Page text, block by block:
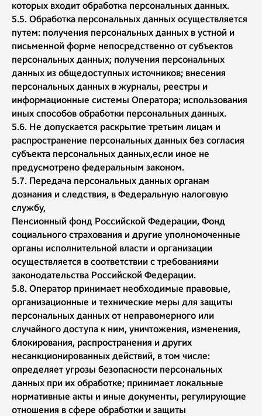
которых входит обработка персональных данных.
5.5. Обработка персональных данных осуществляется
путем: получения персональных данных в устной и
письменной форме непосредственно от субъектов
персональных данных; получения персональных
данных из общедоступных источников; внесения
персональных данных в журналы, реестры и
информационные системы Оператора; использования
иных способов обработки персональных данных.
5.6. Не допускается раскрытие третьим лицам и
распространение персональных данных без согласия
субъекта персональных данных,если иное не
предусмотрено федеральным законом.
5.7. Передача персональных данных органам
дознания и следствия, в Федеральную налоговую
службу,
Пенсионный фонд Российской Федерации, Фонд
социального страхования и другие уполномоченные
органы исполнительной власти и организации
осуществляется в соответствии с требованиями
законодательства Российской Федерации.
5.8. Оператор принимает необходимые правовые,
организационные и технические меры для защиты
персональных данных от неправомерного или
случайного доступа к ним, уничтожения, изменения,
блокирования, распространения и других
несанкционированных действий, в том числе:
определяет угрозы безопасности персональных
данных при их обработке; принимает локальные
нормативные акты и иные документы, регулирующие
отношения в сфере обработки и защиты